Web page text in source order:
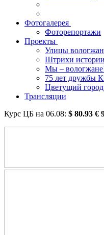
Фотогалерея
Фоторепортажи
Проекты
Улицы
Штрихи истории
Мы –
75 лет дружбы
Цветущий
Трансляции
Курс ЦБ на 06.08: $ 80.93 €